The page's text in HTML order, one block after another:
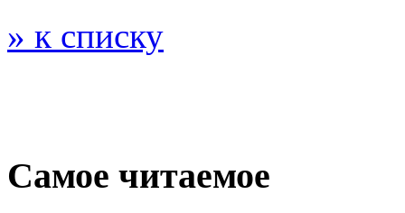
» к списку
Самое читаемое